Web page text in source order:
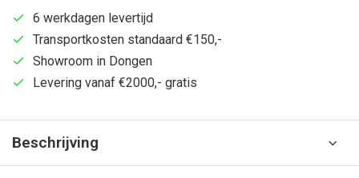
6 werkdagen levertijd
Transportkosten standaard €150,-
Showroom in Dongen
Levering vanaf €2000,- gratis
Beschrijving